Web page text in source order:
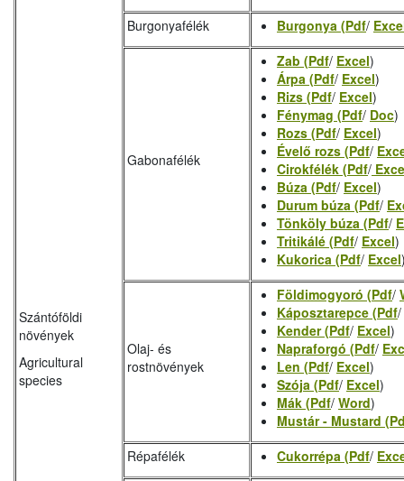
Szántóföldi
növények
Agricultural
species
Burgonyafélék
Burgonya (Pdf/
Gabonafélék
Zab (Pdf/ Excel)
Árpa (Pdf/ Excel)
Rizs (Pdf/ Excel)
Fénymag (Pdf/ Doc)
Rozs (Pdf/ Excel)
Évelő rozs (Pdf/
Cirokfélék (Pdf/
Búza (Pdf/ Excel)
Durum búza (Pdf/
Tönköly búza (Pdf/
Tritikálé (Pdf/ Excel)
Kukorica (Pdf/ Excel
Olaj- és
rostnövények
Földimogyoró (Pdf/
Káposztarepce (Pdf/
Kender (Pdf/ Excel)
Napraforgó (Pdf/
Len (Pdf/ Excel)
Szója (Pdf/ Excel)
Mák (Pdf/ Word)
Mustár - Mustard
Répafélék
Cukorrépa (Pdf/